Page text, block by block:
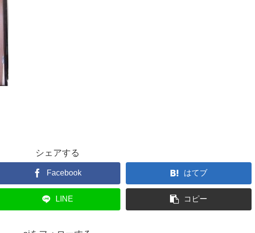
シェアする
Facebook はてブ
LINE コピー